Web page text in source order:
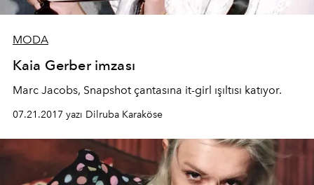
MODA
Kaia Gerber imzası
Marc Jacobs, Snapshot çantasına it-girl ışıltısı katıyor.
07.21.2017 yazı Dilruba Karaköse